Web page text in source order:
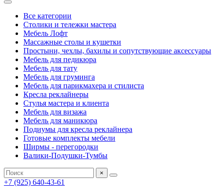
Все категории
Столики и тележки мастера
Мебель Лофт
Массажные столы и кушетки
Простыни, чехлы, бахилы и сопутствующие аксессуары
Мебель для педикюра
Мебель для тату
Мебель для груминга
Мебель для парикмахера и стилиста
Кресла реклайнеры
Стулья мастера и клиента
Мебель для визажа
Мебель для маникюра
Подиумы для кресла реклайнера
Готовые комплекты мебели
Ширмы - перегородки
Валики-Подушки-Тумбы
×
+7 (925) 640-43-61